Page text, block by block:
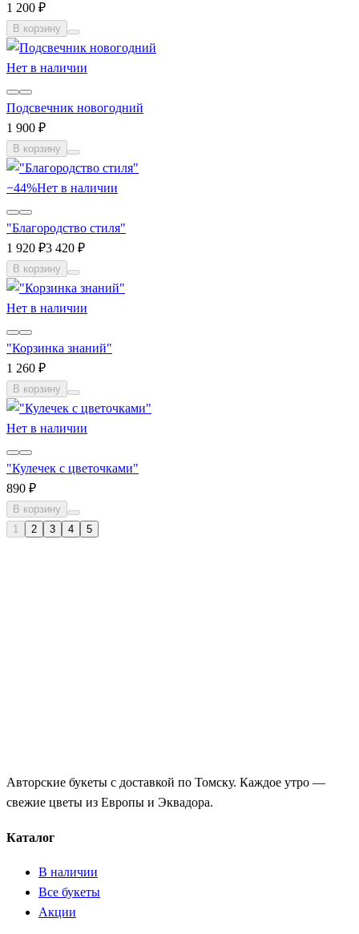
1 200 ₽
В корзину
Нет в наличии
Подсвечник новогодний
1 900 ₽
В корзину
−44%Нет в наличии
"Благородство стиля"
1 920 ₽3 420 ₽
В корзину
Нет в наличии
"Корзинка знаний"
1 260 ₽
В корзину
Нет в наличии
"Кулечек с цветочками"
890 ₽
В корзину
1
2 3 4 5
Авторские букеты с доставкой по Томску. Каждое утро —
свежие цветы из Европы и Эквадора.
Каталог
В наличии
Все букеты
Акции